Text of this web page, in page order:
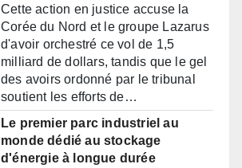
Cette action en justice accuse la
Corée du Nord et le groupe Lazarus
d'avoir orchestré ce vol de 1,5
milliard de dollars, tandis que le gel
des avoirs ordonné par le tribunal
soutient les efforts de…
Le premier parc industriel au
monde dédié au stockage
d'énergie à longue durée